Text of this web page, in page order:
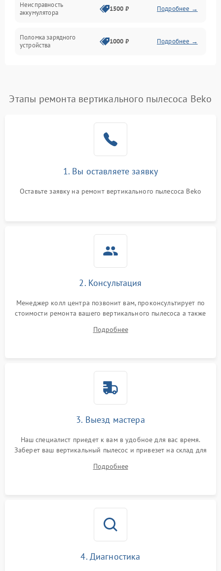
Привод
Электронные компоненты
Неисправность
аккумулятора
1500 ₽ Подробнее →
Поломка зарядного
устройства
1000 ₽ Подробнее →
включения/выключения
500 ₽ Подробнее →
защиты от перегрева
Поломка системы
1500 ₽
1000 ₽
проводов
500 ₽ Подробнее →
Поломка системы защиты
1000 ₽
1500 ₽
Этапы ремонта вертикального пылесоса Beko
1. Вы оставляете заявку
Оставьте заявку на ремонт вертикального пылесоса Beko
2. Консультация
Менеджер колл центра позвонит вам, проконсультирует по
стоимости ремонта вашего вертикального пылесоса а также
Подробнее
3. Выезд мастера
Наш специалист приедет к вам в удобное для вас время.
Заберет ваш вертикальный пылесос и привезет на склад для
Подробнее
4. Диагностика